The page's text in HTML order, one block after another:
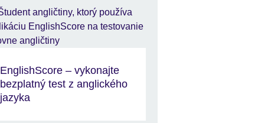
EnglishScore – vykonajte
bezplatný test z anglického
jazyka